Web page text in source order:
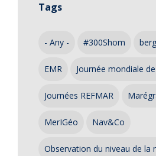
Tags
- Any - #300Shom
EMR Journée mondiale
Journées REFMAR
MerIGéo Nav&Co
Observation du niveau de la